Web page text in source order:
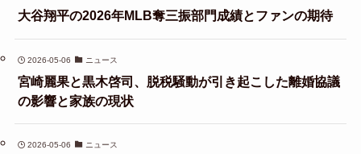
大谷翔平の2026年MLB奪三振部門成績とファンの期待
2026-05-06 ニュース
宮崎麗果と黒木啓司、脱税騒動が引き起こした離婚協議
の影響と家族の現状
2026-05-06 ニュース